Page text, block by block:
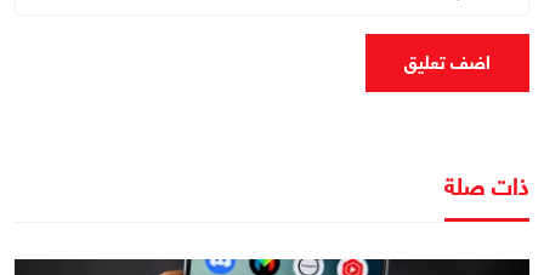
اضف تعليق
ذات صلة